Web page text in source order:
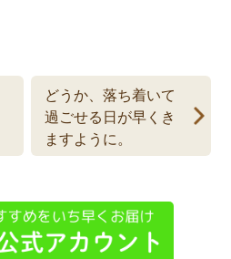
どうか、落ち着いて
過ごせる日が早くき
ますように。